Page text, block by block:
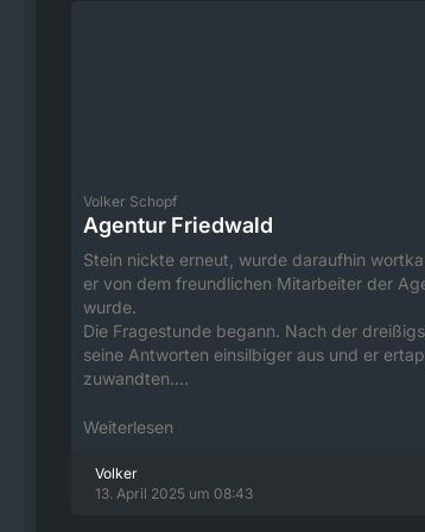
Volker Schopf
Agentur Friedwald
Stein nickte erneut, wurde daraufhin
er von dem freundlichen Mitarbeiter der
wurde.
Die Fragestunde begann. Nach der
seine Antworten einsilbiger aus und er
zuwandten.…
Weiterlesen
Volker
13. April 2025 um 08:43